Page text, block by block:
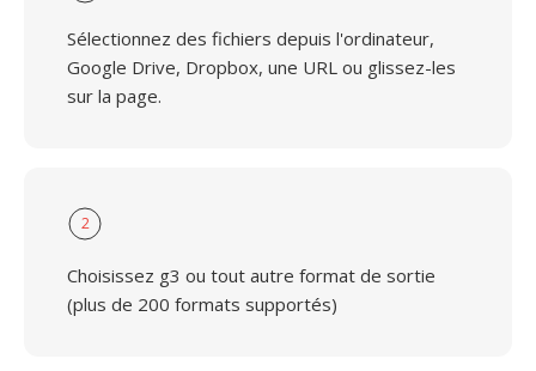
Sélectionnez des fichiers depuis l'ordinateur,
Google Drive, Dropbox, une URL ou glissez-les
sur la page.
2
Choisissez g3 ou tout autre format de sortie
(plus de 200 formats supportés)